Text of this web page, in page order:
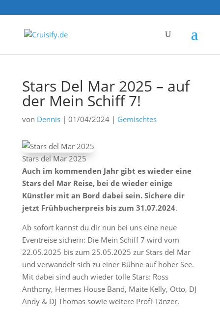
Stars Del Mar 2025 – auf
der Mein Schiff 7!
von Dennis| 01/04/2024| Gemischtes
Stars del Mar 2025
Auch im kommenden Jahr gibt es wieder eine
Stars del Mar Reise, bei de wieder einige
Künstler mit an Bord dabei sein. Sichere dir
jetzt Frühbucherpreis bis zum 31.07.2024.
Ab sofort kannst du dir nun bei uns eine neue
Eventreise sichern: Die Mein Schiff 7 wird vom
22.05.2025 bis zum 25.05.2025 zur Stars del Mar
und verwandelt sich zu einer Bühne auf hoher See.
Mit dabei sind auch wieder tolle Stars: Ross
Anthony, Hermes House Band, Maite Kelly, Otto, DJ
Andy & DJ Thomas sowie weitere Profi-Tänzer.